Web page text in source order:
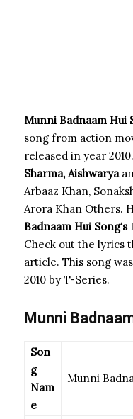
Munni Badnaam Hui
song from action
released in year
Sharma, Aishwarya
Arbaaz Khan,
Arora Khan Others.
Badnaam Hui Song‘s
Check out the lyrics
article. This song
2010 by T-Series.
Munni
Son
g
Nam
e
Munni